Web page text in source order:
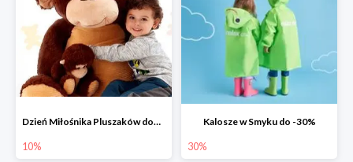
Dzień Miłośnika Pluszaków dodatkowy rabat -10%
10%
Kalosze w Smyku do -30%
30%